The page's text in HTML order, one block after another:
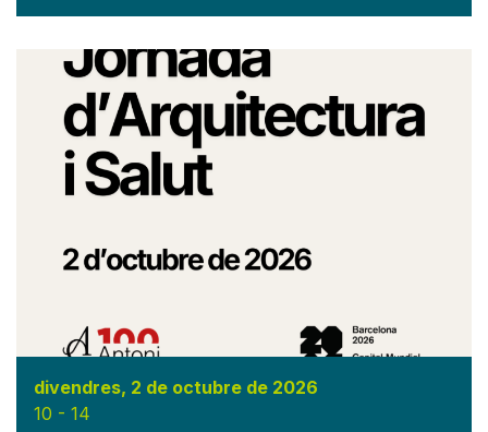
divendres, 2 de octubre de 2026
10 - 14